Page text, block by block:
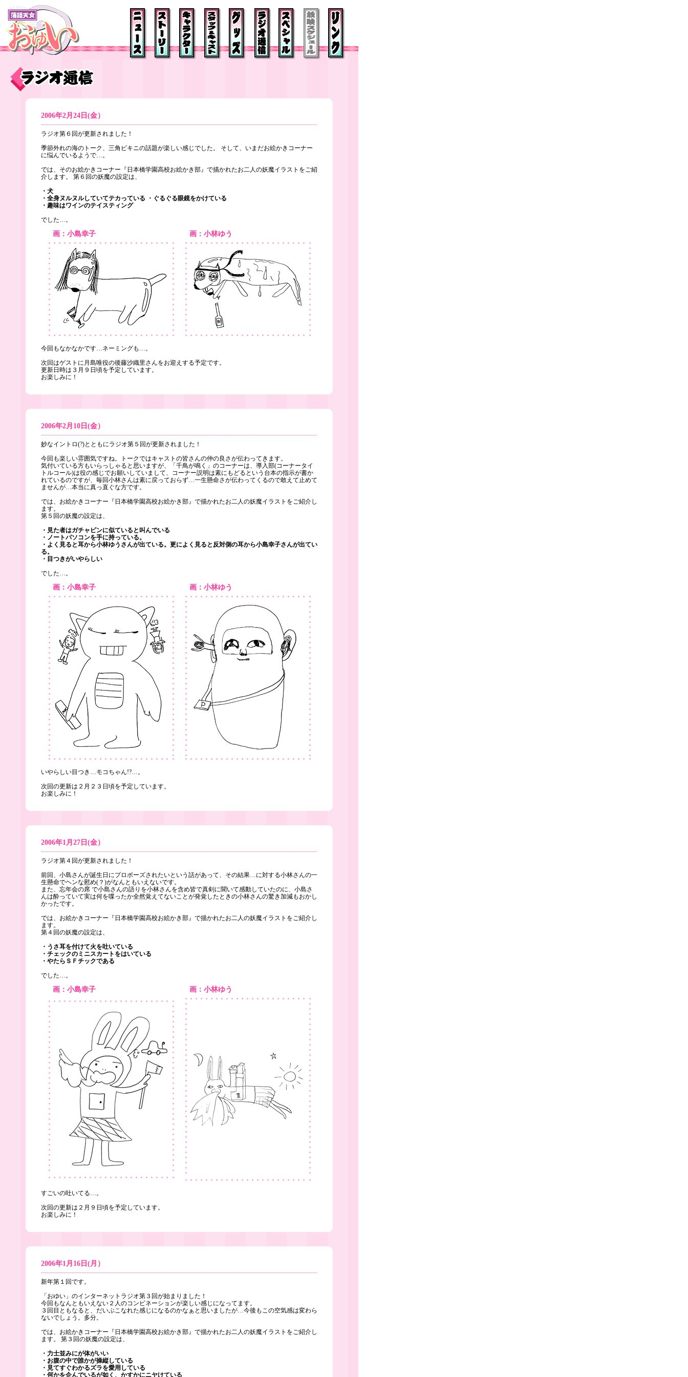
2006年2月24日(金）
ラジオ第６回が更新されました！
季節外れの海のトーク、三角ビキニの話題が楽しい感じでした。 そして、いまだお絵かきコーナー
に悩んでいるようで…。
では、そのお絵かきコーナー『日本橋学園高校お絵かき部』で描かれたお二人の妖魔イラストをご紹
介します。 第６回の妖魔の設定は、
・犬
・全身ヌルヌルしていてテカっている ・ぐるぐる眼鏡をかけている
・趣味はワインのテイスティング
でした…。
画：小島幸子 画：小林ゆう
今回もなかなかです…ネーミングも…。
次回はゲストに月島唯役の後藤沙織里さんをお迎えする予定です。
更新日時は３月９日頃を予定しています。
お楽しみに！
2006年2月10日(金）
妙なイントロ(?)とともにラジオ第５回が更新されました！
今回も楽しい雰囲気ですね。トークではキャストの皆さんの仲の良さが伝わってきます。
気付いている方もいらっしゃると思いますが、「千鳥が鳴く」のコーナーは、導入部(コーナータイ
トルコール)は役の感じでお願いしていまして、コーナー説明は素にもどるという台本の指示が書か
れているのですが、毎回小林さんは素に戻っておらず…一生懸命さが伝わってくるので敢えて止めて
ませんが…本当に真っ直ぐな方です。
では、お絵かきコーナー『日本橋学園高校お絵かき部』で描かれたお二人の妖魔イラストをご紹介し
ます。
第５回の妖魔の設定は、
・見た者はガチャピンに似ていると叫んでいる
・ノートパソコンを手に持っている。
・よく見ると耳から小林ゆうさんが出ている。更によく見ると反対側の耳から小島幸子さんが出てい
る。
・目つきがいやらしい
でした…。
画：小島幸子 画：小林ゆう
いやらしい目つき…モコちゃん!?…。
次回の更新は２月２３日頃を予定しています。
お楽しみに！
2006年1月27日(金）
ラジオ第４回が更新されました！
前回、小島さんが誕生日にプロポーズされたいという話があって、その結果…に対する小林さんの一
生懸命でヘンな慰め(？)がなんともいえないです。
また、忘年会の席 で小島さんの語りを小林さんを含め皆で真剣に聞いて感動していたのに、小島さ
んは酔っていて実は何を喋ったか全然覚えてないことが発覚したときの小林さんの驚き加減もおかし
かったです。
では、お絵かきコーナー『日本橋学園高校お絵かき部』で描かれたお二人の妖魔イラストをご紹介し
ます。
第４回の妖魔の設定は、
・うさ耳を付けて火を吐いている
・チェックのミニスカートをはいている
・やたらＳＦチックである
でした…。
画：小島幸子 画：小林ゆう
すごいの吐いてる…。
次回の更新は２月９日頃を予定しています。
お楽しみに！
2006年1月16日(月）
新年第１回です。
「おゆい」のインターネットラジオ第３回が始まりました！
今回もなんともいえない２人のコンビネーションが楽しい感じになってます。
３回目ともなると、だいぶこなれた感じになるのかなぁと思いましたが…今後もこの空気感は変わら
ないでしょう。多分。
では、お絵かきコーナー『日本橋学園高校お絵かき部』で描かれたお二人の妖魔イラストをご紹介し
ます。 第３回の妖魔の設定は、
・力士並みにが体がいい
・お腹の中で誰かが操縦している
・見てすぐわかるズラを愛用している
・何かを企んでいるが如く、かすかにニヤけている